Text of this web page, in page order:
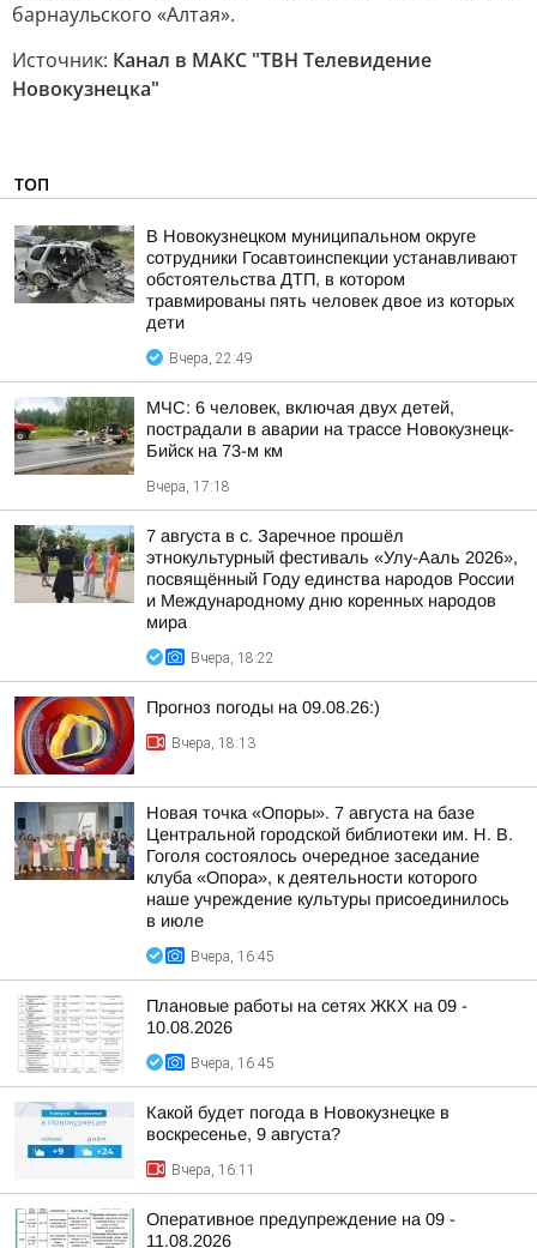
барнаульского «Алтая».
Источник: Канал в МАКС "ТВН Телевидение
Новокузнецка"
ТОП
В Новокузнецком муниципальном округе
сотрудники Госавтоинспекции устанавливают
обстоятельства ДТП, в котором
травмированы пять человек двое из которых
дети
Вчера, 22:49
МЧС: 6 человек, включая двух детей,
пострадали в аварии на трассе Новокузнецк-
Бийск на 73-м км
Вчера, 17:18
7 августа в с. Заречное прошёл
этнокультурный фестиваль «Улу-Ааль 2026»,
посвящённый Году единства народов России
и Международному дню коренных народов
мира
Вчера, 18:22
Прогноз погоды на 09.08.26:)
Вчера, 18:13
Новая точка «Опоры». 7 августа на базе
Центральной городской библиотеки им. Н. В.
Гоголя состоялось очередное заседание
клуба «Опора», к деятельности которого
наше учреждение культуры присоединилось
в июле
Вчера, 16:45
Плановые работы на сетях ЖКХ на 09 -
10.08.2026
Вчера, 16:45
Какой будет погода в Новокузнецке в
воскресенье, 9 августа?
Вчера, 16:11
Оперативное предупреждение на 09 -
11.08.2026